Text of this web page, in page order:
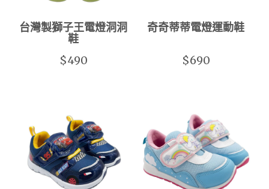
台灣製獅子王電燈洞洞
鞋
$490
奇奇蒂蒂電燈運動鞋
$690